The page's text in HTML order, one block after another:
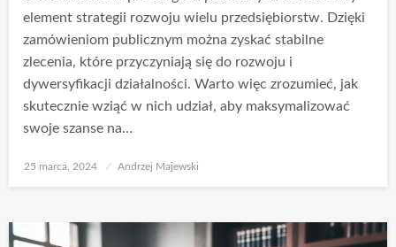
element strategii rozwoju wielu przedsiębiorstw. Dzięki
zamówieniom publicznym można zyskać stabilne
zlecenia, które przyczyniają się do rozwoju i
dywersyfikacji działalności. Warto więc zrozumieć, jak
skutecznie wziąć w nich udział, aby maksymalizować
swoje szanse na…
Opublikowane
25 marca, 2024 Andrzej Majewski